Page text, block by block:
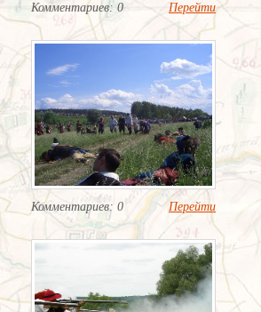
Комментариев: 0 Перейти
Комментариев: 0 Перейти